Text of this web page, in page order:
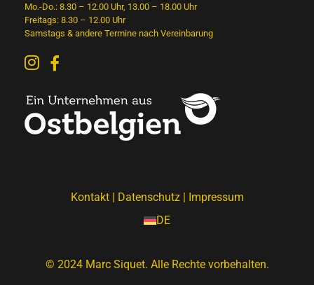
Mo.-Do.: 8.30 – 12.00 Uhr, 13.00 – 18.00 Uhr
Freitags: 8.30 – 12.00 Uhr
Samstags & andere Termine nach Vereinbarung
© 2024 Marc Siquet. Alle Rechte vorbehalten.
DE
Kontakt| Datenschutz| Impressum